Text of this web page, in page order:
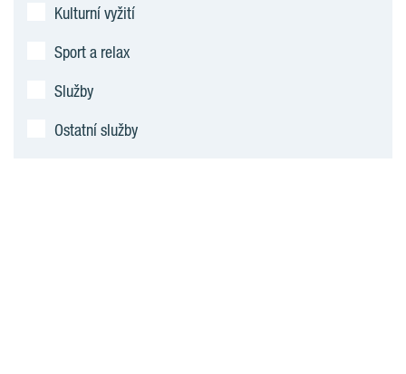
Kulturní vyžití
Sport a relax
Služby
Ostatní služby